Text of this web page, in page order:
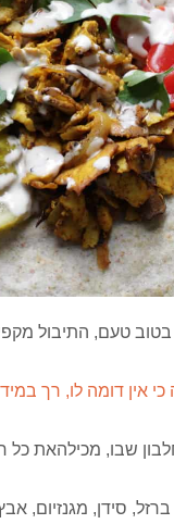
טעם, התיבול
אין דומה לו, רך
שבו, מכילהאת כל
סידן, מגנזיום,